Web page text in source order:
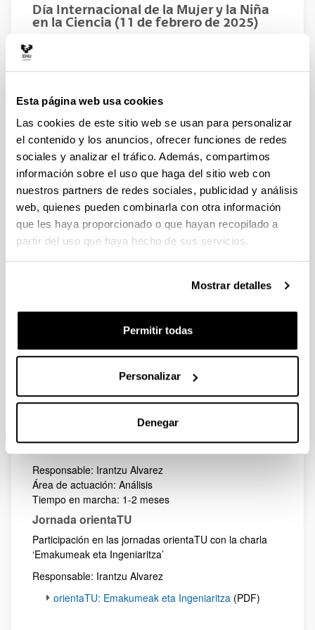
Esta página web usa cookies
Las cookies de este sitio web se usan para personalizar
el contenido y los anuncios, ofrecer funciones de redes
sociales y analizar el tráfico. Además, compartimos
información sobre el uso que haga del sitio web con
nuestros partners de redes sociales, publicidad y análisis
web, quienes pueden combinarla con otra información
que les haya proporcionado o que hayan recopilado a
partir del uso que haya hecho de sus servicios.
Mostrar detalles
Permitir todas
Personalizar
Denegar
Día Internacional de la Mujer y la Niña
en la Ciencia (11 de febrero de 2025)
En la Escuela de Ingeniería de Bilbao el grupo
Telecomunicaciones) ha organizado una actividad para
colocará una mesa para la obtención de ballenas. Los
alumnos podrán cambiar las ballenas por un chocolate
en la cafetería. Para conseguir la ballena tendrán que
responder a una serie de preguntas: cuánto es el
porcentaje de mujeres estudiantes, qué porcentaje de
mujeres profesoras o cuántas de mujeres directoras
han tenido clases. En la mesa estarán presentes
alumnas y profesoras. Además, en torno a la mesa se
colocarán carteles explicativos de la jornada.
Por otro lado, del 10 al 12 de febrero se proyectará en
Los objetivos son: visualizar el día ante el alumnado de
con la desigualdad entre mujeres y hombres en
tecnología y ciencia.
Años anteriores
Análisis del nº de alumnos y alumnas en las titulaciones
de Grado y Master de la Escuela
Responsable: Irantzu Alvarez
Área de actuación: Análisis
Tiempo en marcha: 1-2 meses
Jornada orientaTU
Participación en las jornadas orientaTU con la charla
‘Emakumeak eta Ingeniaritza’
Responsable: Irantzu Alvarez
orientaTU: Emakumeak eta Ingeniaritza (PDF)